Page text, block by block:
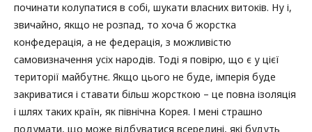
починати колупатися в собі, шукати власних витоків. Ну і,
звичайно, якщо не розпад, то хоча б жорстка
конфедерація, а не федерація, з можливістю
самовизначення усіх народів. Тоді я повірю, що є у цієї
території майбутнє. Якщо цього не буде, імперія буде
закриватися і ставати більш жорсткою – це повна ізоляція
і шлях таких країн, як північна Корея. І мені страшно
подумати, що може відбуватися всередині, які будуть